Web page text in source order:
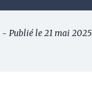
- Publié le 21 mai